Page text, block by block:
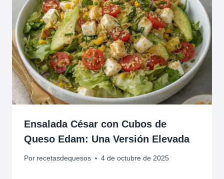
Ensalada César con Cubos de
Queso Edam: Una Versión Elevada
Por recetasdequesos 4 de octubre de 2025